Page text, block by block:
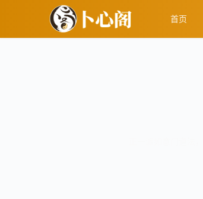
首页